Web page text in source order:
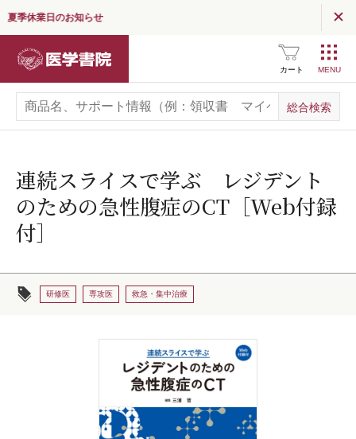
夏季休業日のお知らせ
カート
連続スライスで学ぶ レジデント
のための急性腹症のCT［Web付録
付］
研修医 専攻医 救急・集中治療